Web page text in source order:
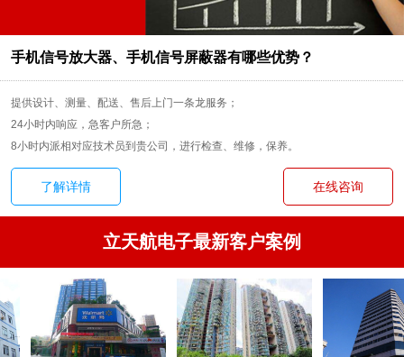
手机信号放大器、手机信号屏蔽器有哪些优势？
提供设计、测量、配送、售后上门一条龙服务；
24小时内响应，急客户所急；
8小时内派相对应技术员到贵公司，进行检查、维修，保养。
了解详情 在线咨询
立天航电子最新客户案例